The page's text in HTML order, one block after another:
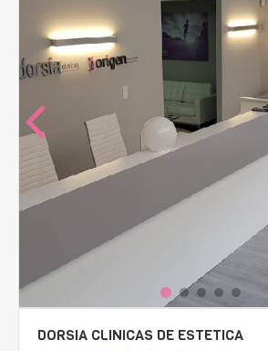
DORSIA CLINICAS DE ESTETICA